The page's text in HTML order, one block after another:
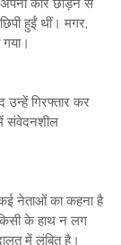
अपनी कार छोड़ने से
हुईं थीं। मगर,
उन्हें गिरफ्तार कर
संवेदनशील
नेताओं का कहना है
के हाथ न लग
में लंबित है।